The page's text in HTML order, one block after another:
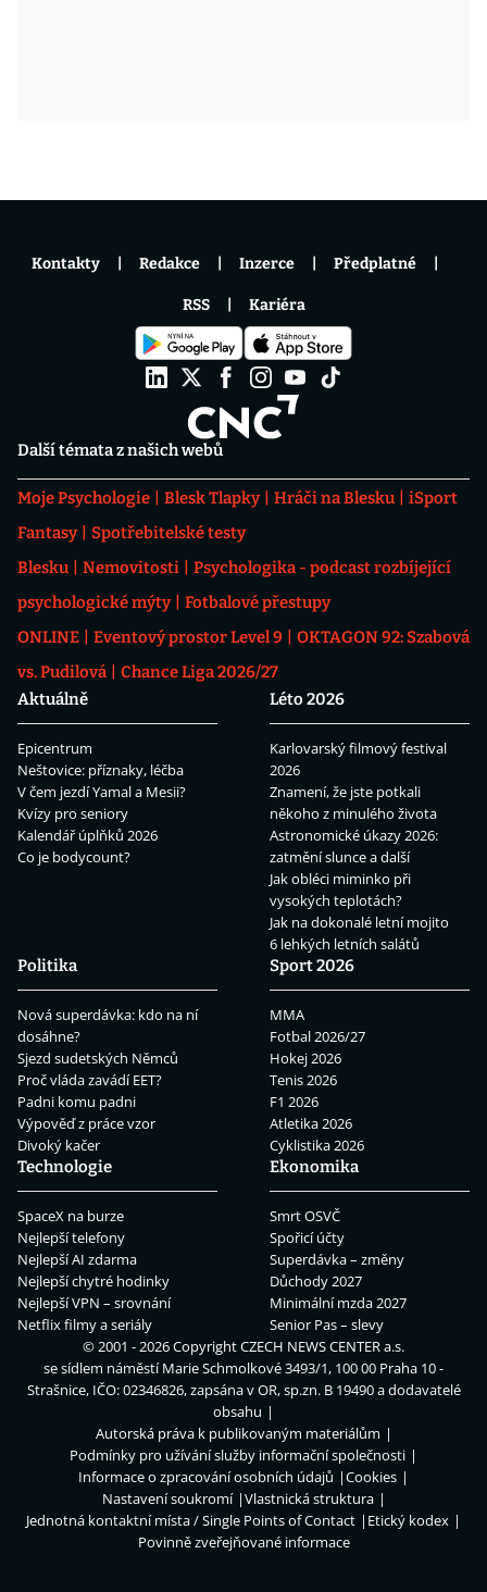
Další témata z našich webů
Moje Psychologie Blesk Tlapky Hráči na Blesku
iSport
Fantasy
Spotřebitelské testy
Blesku
Nemovitosti
Psychologika - podcast rozbíjející
psychologické mýty
Fotbalové přestupy
ONLINE
Eventový prostor Level 9
OKTAGON 92: Szabová
vs. Pudilová
Chance Liga 2026/27
Aktuálně
Epicentrum
Neštovice: příznaky, léčba
V čem jezdí Yamal a Mesii?
Kvízy pro seniory
Kalendář úplňků 2026
Co je bodycount?
Léto 2026
Karlovarský filmový festival
2026
Znamení, že jste potkali
někoho z minulého života
Astronomické úkazy 2026:
zatmění slunce a další
Jak obléci miminko při
vysokých teplotách?
Jak na dokonalé letní mojito
6 lehkých letních salátů
Politika
Nová superdávka: kdo na ní
dosáhne?
Sjezd sudetských Němců
Proč vláda zavádí EET?
Padni komu padni
Výpověď z práce vzor
Divoký kačer
Sport 2026
MMA
Fotbal 2026/27
Hokej 2026
Tenis 2026
F1 2026
Atletika 2026
Cyklistika 2026
Technologie
SpaceX na burze
Nejlepší telefony
Nejlepší AI zdarma
Nejlepší chytré hodinky
Nejlepší VPN – srovnání
Netflix filmy a seriály
Ekonomika
Smrt OSVČ
Spořicí účty
Superdávka – změny
Důchody 2027
Minimální mzda 2027
Senior Pas – slevy
Kontakty Redakce Inzerce Předplatné
RSS Kariéra
© 2001 - 2026 CopyrightCZECH NEWS CENTER a.s.
se sídlem náměstí Marie Schmolkové 3493/1, 100 00 Praha 10 -
Strašnice, IČO: 02346826, zapsána v OR, sp.zn. B 19490 a dodavatelé
obsahu
Autorská práva k publikovaným materiálům
Podmínky pro užívání služby informační společnosti
Informace o zpracování osobních údajů
Cookies
Nastavení soukromí
Vlastnická struktura
Jednotná kontaktní místa / Single Points of Contact
Etický kodex
Povinně zveřejňované informace